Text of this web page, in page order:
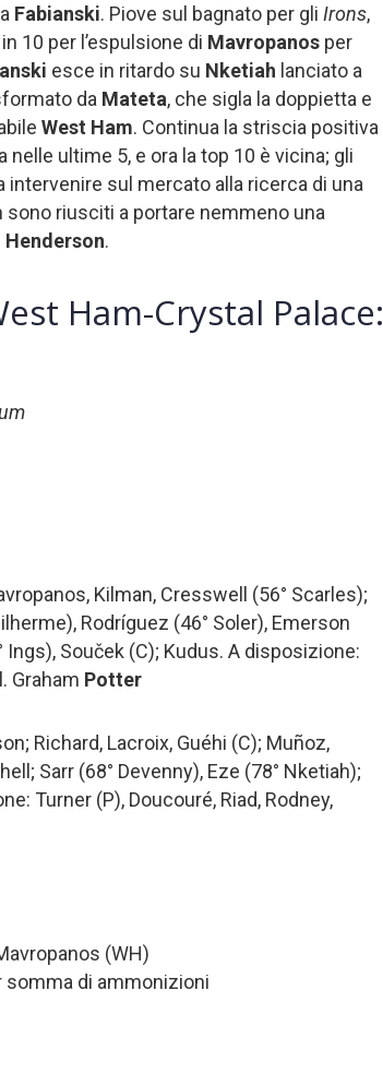
Fabianski. Piove sul bagnato per gli Irons,
10 per l’espulsione di Mavropanos per
esce in ritardo su Nketiah lanciato a
da Mateta, che sigla la doppietta e
West Ham. Continua la striscia positiva
nelle ultime 5, e ora la top 10 è vicina; gli
intervenire sul mercato alla ricerca di una
riusciti a portare nemmeno una
Henderson.
Ham-Crystal Palace:
Kilman, Cresswell (56° Scarles);
Rodríguez (46° Soler), Emerson
Ings), Souček (C); Kudus. A disposizione:
Graham Potter
Richard, Lacroix, Guéhi (C); Muñoz,
Sarr (68° Devenny), Eze (78° Nketiah);
Turner (P), Doucouré, Riad, Rodney,
(WH)
somma di ammonizioni